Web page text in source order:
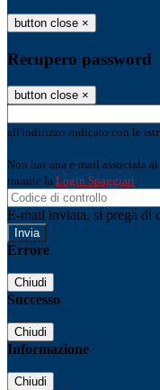
button close ×
Recupero password
button close ×
all'indirizzo indicato con le
Non hai una e-mail associata
tramite la Login Spaggiari
E-mail inviata, si prega di
Errore
Chiudi
Successo
Chiudi
Informazione
Chiudi